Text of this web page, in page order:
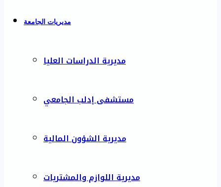
مديريات الجامعة
مديرية الدراسات العليا
مستشفى إدلب الجامعي
مديرية الشؤون المالية
مديرية اللوازم والمشتريات